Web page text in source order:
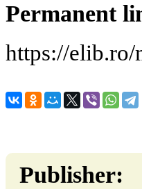
Permanent
https://
Publisher: